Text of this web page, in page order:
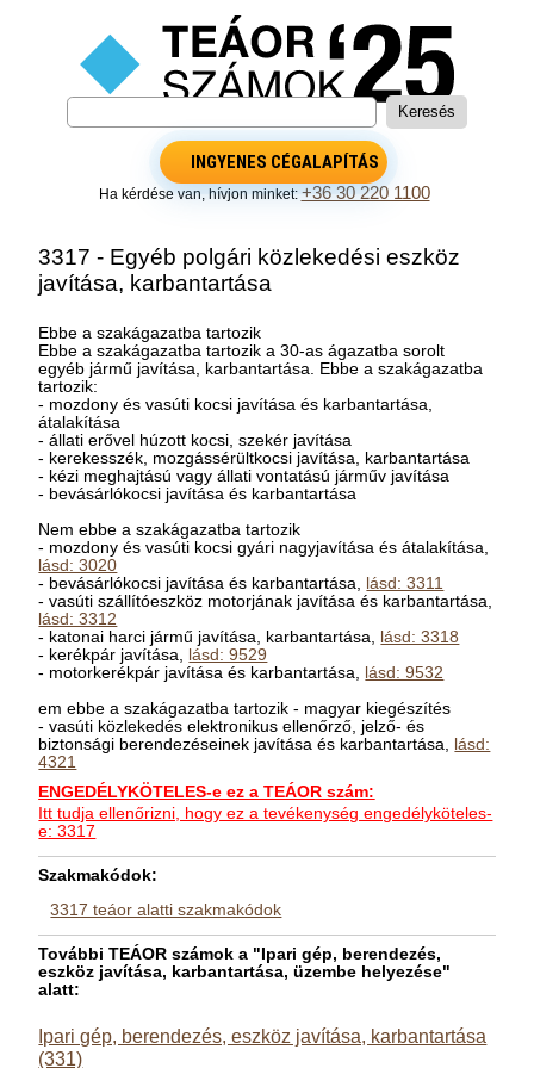
INGYENES CÉGALAPÍTÁS
Ha kérdése van, hívjon minket:+36 30 220 1100
3317 - Egyéb polgári közlekedési eszköz
javítása, karbantartása
Ebbe a szakágazatba tartozik
Ebbe a szakágazatba tartozik a 30-as ágazatba sorolt
egyéb jármű javítása, karbantartása. Ebbe a szakágazatba
tartozik:
- mozdony és vasúti kocsi javítása és karbantartása,
átalakítása
- állati erővel húzott kocsi, szekér javítása
- kerekesszék, mozgássérültkocsi javítása, karbantartása
- kézi meghajtású vagy állati vontatású járműv javítása
- bevásárlókocsi javítása és karbantartása
Nem ebbe a szakágazatba tartozik
- mozdony és vasúti kocsi gyári nagyjavítása és átalakítása,
lásd: 3020
- bevásárlókocsi javítása és karbantartása, lásd: 3311
- vasúti szállítóeszköz motorjának javítása és karbantartása,
lásd: 3312
- katonai harci jármű javítása, karbantartása, lásd: 3318
- kerékpár javítása, lásd: 9529
- motorkerékpár javítása és karbantartása, lásd: 9532
em ebbe a szakágazatba tartozik - magyar kiegészítés
- vasúti közlekedés elektronikus ellenőrző, jelző- és
biztonsági berendezéseinek javítása és karbantartása, lásd:
4321
ENGEDÉLYKÖTELES-e ez a TEÁOR szám:
Itt tudja ellenőrizni, hogy ez a tevékenység engedélyköteles-
e: 3317
Szakmakódok:
3317 teáor alatti szakmakódok
További TEÁOR számok a "Ipari gép, berendezés,
eszköz javítása, karbantartása, üzembe helyezése"
alatt:
Ipari gép, berendezés, eszköz javítása, karbantartása
(331)